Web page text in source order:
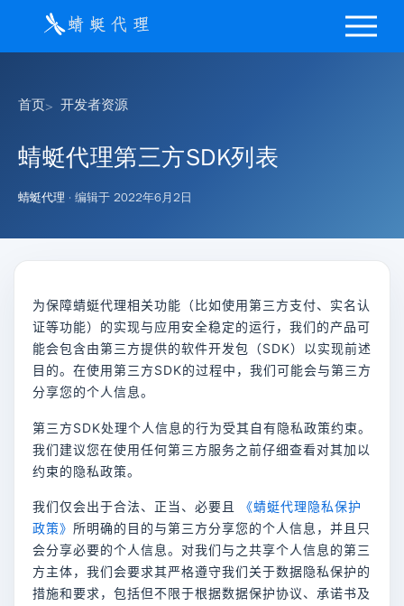
首页 开发者资源
蜻蜓代理第三方SDK列表
蜻蜓代理 · 编辑于 2022年6月2日
为保障蜻蜓代理相关功能（比如使用第三方支付、实名认
证等功能）的实现与应用安全稳定的运行，我们的产品可
能会包含由第三方提供的软件开发包（SDK）以实现前述
目的。在使用第三方SDK的过程中，我们可能会与第三方
分享您的个人信息。
第三方SDK处理个人信息的行为受其自有隐私政策约束。
我们建议您在使用任何第三方服务之前仔细查看对其加以
约束的隐私政策。
我们仅会出于合法、正当、必要且
《蜻蜓代理隐私保护
政策》 所明确的目的与第三方分享您的个人信息，并且只
会分享必要的个人信息。对我们与之共享个人信息的第三
方主体，我们会要求其严格遵守我们关于数据隐私保护的
措施和要求，包括但不限于根据数据保护协议、承诺书及